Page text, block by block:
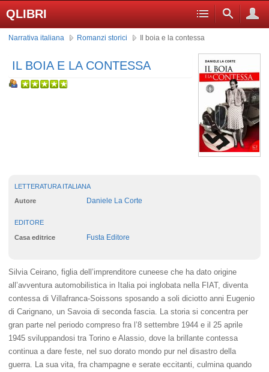
QLIBRI
Narrativa italiana Romanzi storici Il boia e la contessa
IL BOIA E LA CONTESSA
LETTERATURA ITALIANA
Autore Daniele La Corte
EDITORE
Casa editrice Fusta Editore
Silvia Ceirano, figlia dell’imprenditore cuneese che ha dato origine
all’avventura automobilistica in Italia poi inglobata nella FIAT, diventa
contessa di Villafranca-Soissons sposando a soli diciotto anni Eugenio
di Carignano, un Savoia di seconda fascia. La storia si concentra per
gran parte nel periodo compreso fra l’8 settembre 1944 e il 25 aprile
1945 sviluppandosi tra Torino e Alassio, dove la brillante contessa
continua a dare feste, nel suo dorato mondo pur nel disastro della
guerra. La sua vita, fra champagne e serate eccitanti, culmina quando